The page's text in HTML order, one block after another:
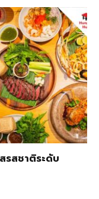
รสชาติระดับ